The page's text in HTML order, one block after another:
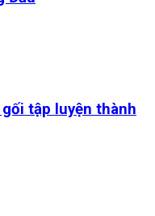
tập luyện thành